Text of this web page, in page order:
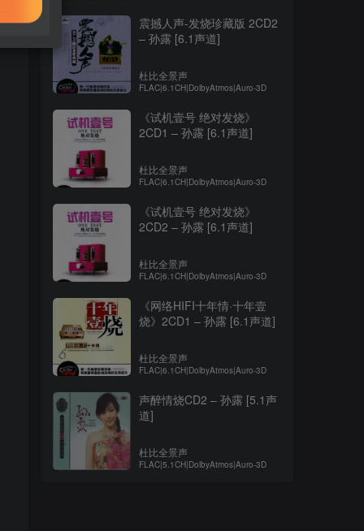
震撼人声-发烧珍藏版 2CD2
– 孙露 [6.1声道]
杜比全景声
FLAC|6.1CH|DolbyAtmos|Auro-3D
《试机壹号 绝对发烧》
2CD1 – 孙露 [6.1声道]
杜比全景声
FLAC|6.1CH|DolbyAtmos|Auro-3D
《试机壹号 绝对发烧》
2CD2 – 孙露 [6.1声道]
杜比全景声
FLAC|6.1CH|DolbyAtmos|Auro-3D
《网络HIFI十年情·十年壹
烧》2CD1 – 孙露 [6.1声道]
杜比全景声
FLAC|6.1CH|DolbyAtmos|Auro-3D
声醉情烧CD2 – 孙露 [5.1声
道]
杜比全景声
FLAC|5.1CH|DolbyAtmos|Auro-3D